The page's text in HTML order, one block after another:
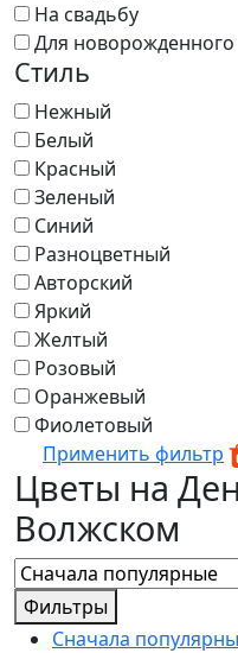
На свадьбу
Для новорожденного
Стиль
Нежный
Белый
Красный
Зеленый
Синий
Разноцветный
Авторский
Яркий
Желтый
Розовый
Оранжевый
Фиолетовый
Применить фильтр
Цветы на
Волжском
Фильтры
Сначала